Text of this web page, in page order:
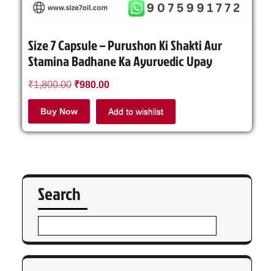
Size 7 Capsule – Purushon Ki Shakti Aur
Stamina Badhane Ka Ayurvedic Upay
₹1,800.00 ₹980.00
Buy Now Add to wishlist
Search